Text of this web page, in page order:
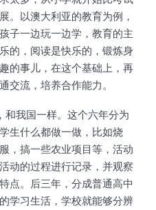
。以澳大利亚的教育为例，
子一边玩一边学，教育的主
的，阅读是快乐的，锻炼身
的事儿，在这个基础上，再
交流，培养合作能力。
我国一样。这个六年分为
生什么都做一做，比如烧
，搞一些农业项目等，活动
动的过程进行记录，并观察
点。后三年，分成普通高中
学习生活，学校就能够分辨